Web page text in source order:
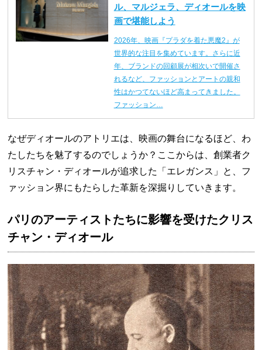
ル、マルジェラ、ディオールを映
画で堪能しよう
2026年、映画『プラダを着た悪魔2』が
世界的な注目を集めています。さらに近
年、ブランドの回顧展が相次いで開催さ
れるなど、ファッションとアートの親和
性はかつてないほど高まってきました。
ファッション…
なぜディオールのアトリエは、映画の舞台になるほど、わ
たしたちを魅了するのでしょうか？ここからは、創業者ク
リスチャン・ディオールが追求した「エレガンス」と、フ
ァッション界にもたらした革新を深掘りしていきます。
パリのアーティストたちに影響を受けたクリス
チャン・ディオール